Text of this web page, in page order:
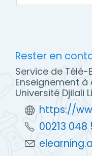
Rester en
Service de
Enseignement à
Université Djilali
https://
00213 048